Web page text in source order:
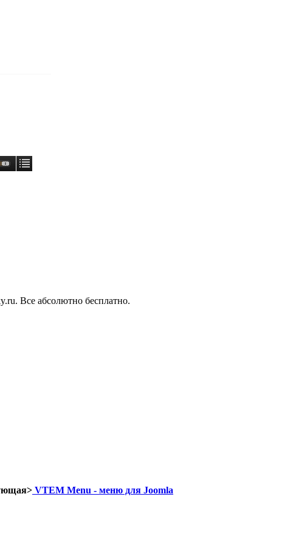
Все абсолютно бесплатно.
VTEM Menu - меню для Joomla